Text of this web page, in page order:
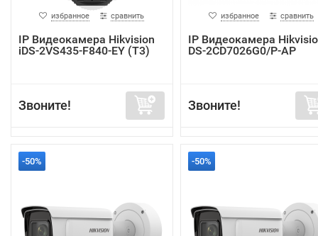
избранное сравнить
IP Видеокамера Hikvision
iDS-2VS435-F840-EY (T3)
Звоните!
избранное сравнить
IP Видеокамера
DS-2CD7026G0/P-AP
Звоните!
-50% -50%